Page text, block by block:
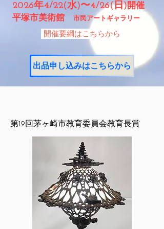
2026年4/22(水)〜4/26(日)開催
​平塚市美術館
市民アートギャラリー
出品申し込みはこちらから
開催要綱はこちらから
第19回茅ヶ崎市教育委員会教育長賞